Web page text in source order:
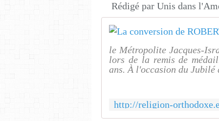
Rédigé par Unis dans
le Métropolite Jacques-
lors de la remis de
ans. À l'occasion du Jubilé